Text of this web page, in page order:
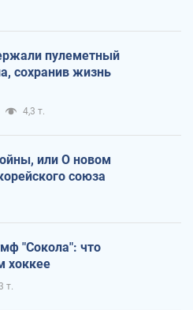
пулеметный
сохранив жизнь
4,3 т.
или О новом
союза
"Сокола": что
хоккее
т.